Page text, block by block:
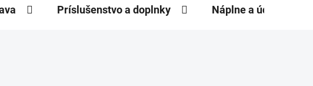
KOŠÍK
Príslušenstvo a doplnky Náplne a údržba